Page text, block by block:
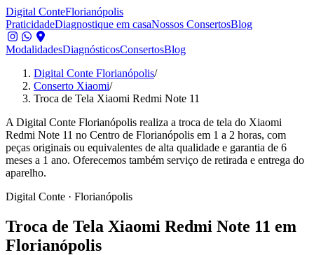
Digital ConteFlorianópolis
PraticidadeDiagnostique em casaNossos ConsertosBlog
ModalidadesDiagnósticosConsertosBlog
Digital Conte Florianópolis/
Conserto Xiaomi/
Troca de Tela Xiaomi Redmi Note 11
A Digital Conte Florianópolis realiza a troca de tela do Xiaomi
Redmi Note 11 no Centro de Florianópolis em 1 a 2 horas, com
peças originais ou equivalentes de alta qualidade e garantia de 6
meses a 1 ano. Oferecemos também serviço de retirada e entrega do
aparelho.
Digital Conte · Florianópolis
Troca de Tela Xiaomi Redmi Note 11 em
Florianópolis